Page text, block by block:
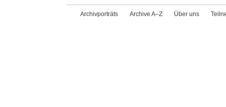
Archivporträts Archive A–Z Über uns